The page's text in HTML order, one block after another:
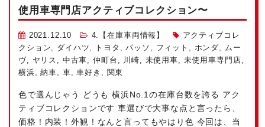
使用車専門店アクティブコレクション〜
2021.12.10 4.【在庫車両情報】
アクティブコレ
クション
ダイハツ トヨタ ,パッソ フィット ホンダ
ムー
ヴ, ヤリス 中古車 仲町台 川崎 未使用車 未使用車専門店
横浜 ,納車 車 ,車好き 関東
色で選んじゃう どうも 横浜No.1の在庫台数を誇る アク
ティブコレクションです 車選びで大事な点と言ったら、
価格！内装！外観！なんと言ってもやはり色 今回は、当